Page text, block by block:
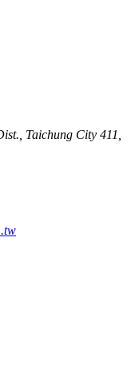
Taichung City 411,